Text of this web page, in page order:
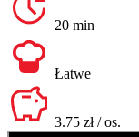
20 min
Łatwe
3.75 zł / os.